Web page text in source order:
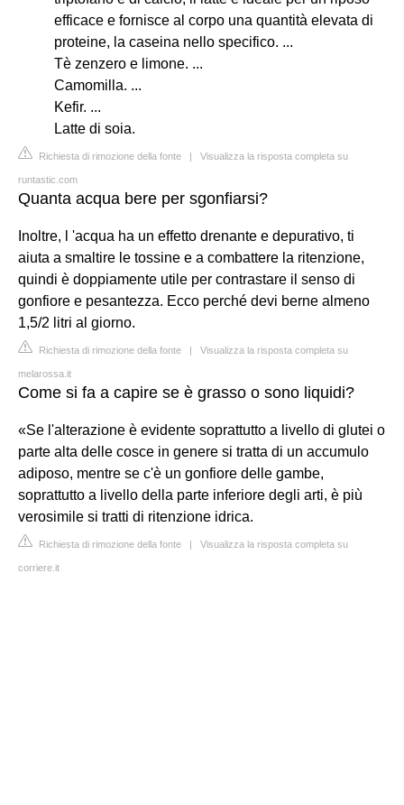
efficace e fornisce al corpo una quantità elevata di
proteine, la caseina nello specifico. ...
Tè zenzero e limone. ...
Camomilla. ...
Kefir. ...
Latte di soia.
Richiesta di rimozione della fonte | Visualizza la risposta completa su
runtastic.com
Quanta acqua bere per sgonfiarsi?
Inoltre, l 'acqua ha un effetto drenante e depurativo, ti
aiuta a smaltire le tossine e a combattere la ritenzione,
quindi è doppiamente utile per contrastare il senso di
gonfiore e pesantezza. Ecco perché devi berne almeno
1,5/2 litri al giorno.
Richiesta di rimozione della fonte | Visualizza la risposta completa su
melarossa.it
Come si fa a capire se è grasso o sono liquidi?
«Se l'alterazione è evidente soprattutto a livello di glutei o
parte alta delle cosce in genere si tratta di un accumulo
adiposo, mentre se c'è un gonfiore delle gambe,
soprattutto a livello della parte inferiore degli arti, è più
verosimile si tratti di ritenzione idrica.
Richiesta di rimozione della fonte | Visualizza la risposta completa su
corriere.it